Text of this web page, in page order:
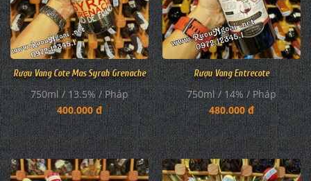
Rượu Vang Cote Mas Syrah Grenache
750ml / 13.5% / Pháp
400.000 đ
Rượu Vang Entrecote
750ml / 14% / Pháp
480.000 đ